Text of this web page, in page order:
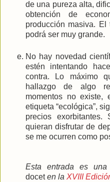
de una pureza alta,
obtención de
producción masiva.
podrá ser muy grande.
No hay novedad
estén intentando
contra. Lo máximo
hallazgo de algo
momentos no existe,
etiqueta “ecológica”,
precios exorbitantes.
quieran disfrutar de
se me ocurren como
Esta entrada es
doceten laXVIII